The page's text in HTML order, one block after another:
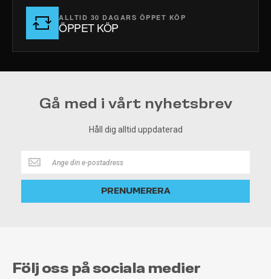
ALLTID 30 DAGARS ÖPPET KÖP
ÖPPET KÖP
Gå med i vårt nyhetsbrev
Håll dig alltid uppdaterad
Håll
dig
alltid
PRENUMERERA
Följ oss på sociala medier